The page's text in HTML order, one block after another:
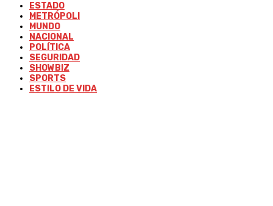
ESTADO
METRÓPOLI
MUNDO
NACIONAL
POLÍTICA
SEGURIDAD
SHOWBIZ
SPORTS
ESTILO DE VIDA